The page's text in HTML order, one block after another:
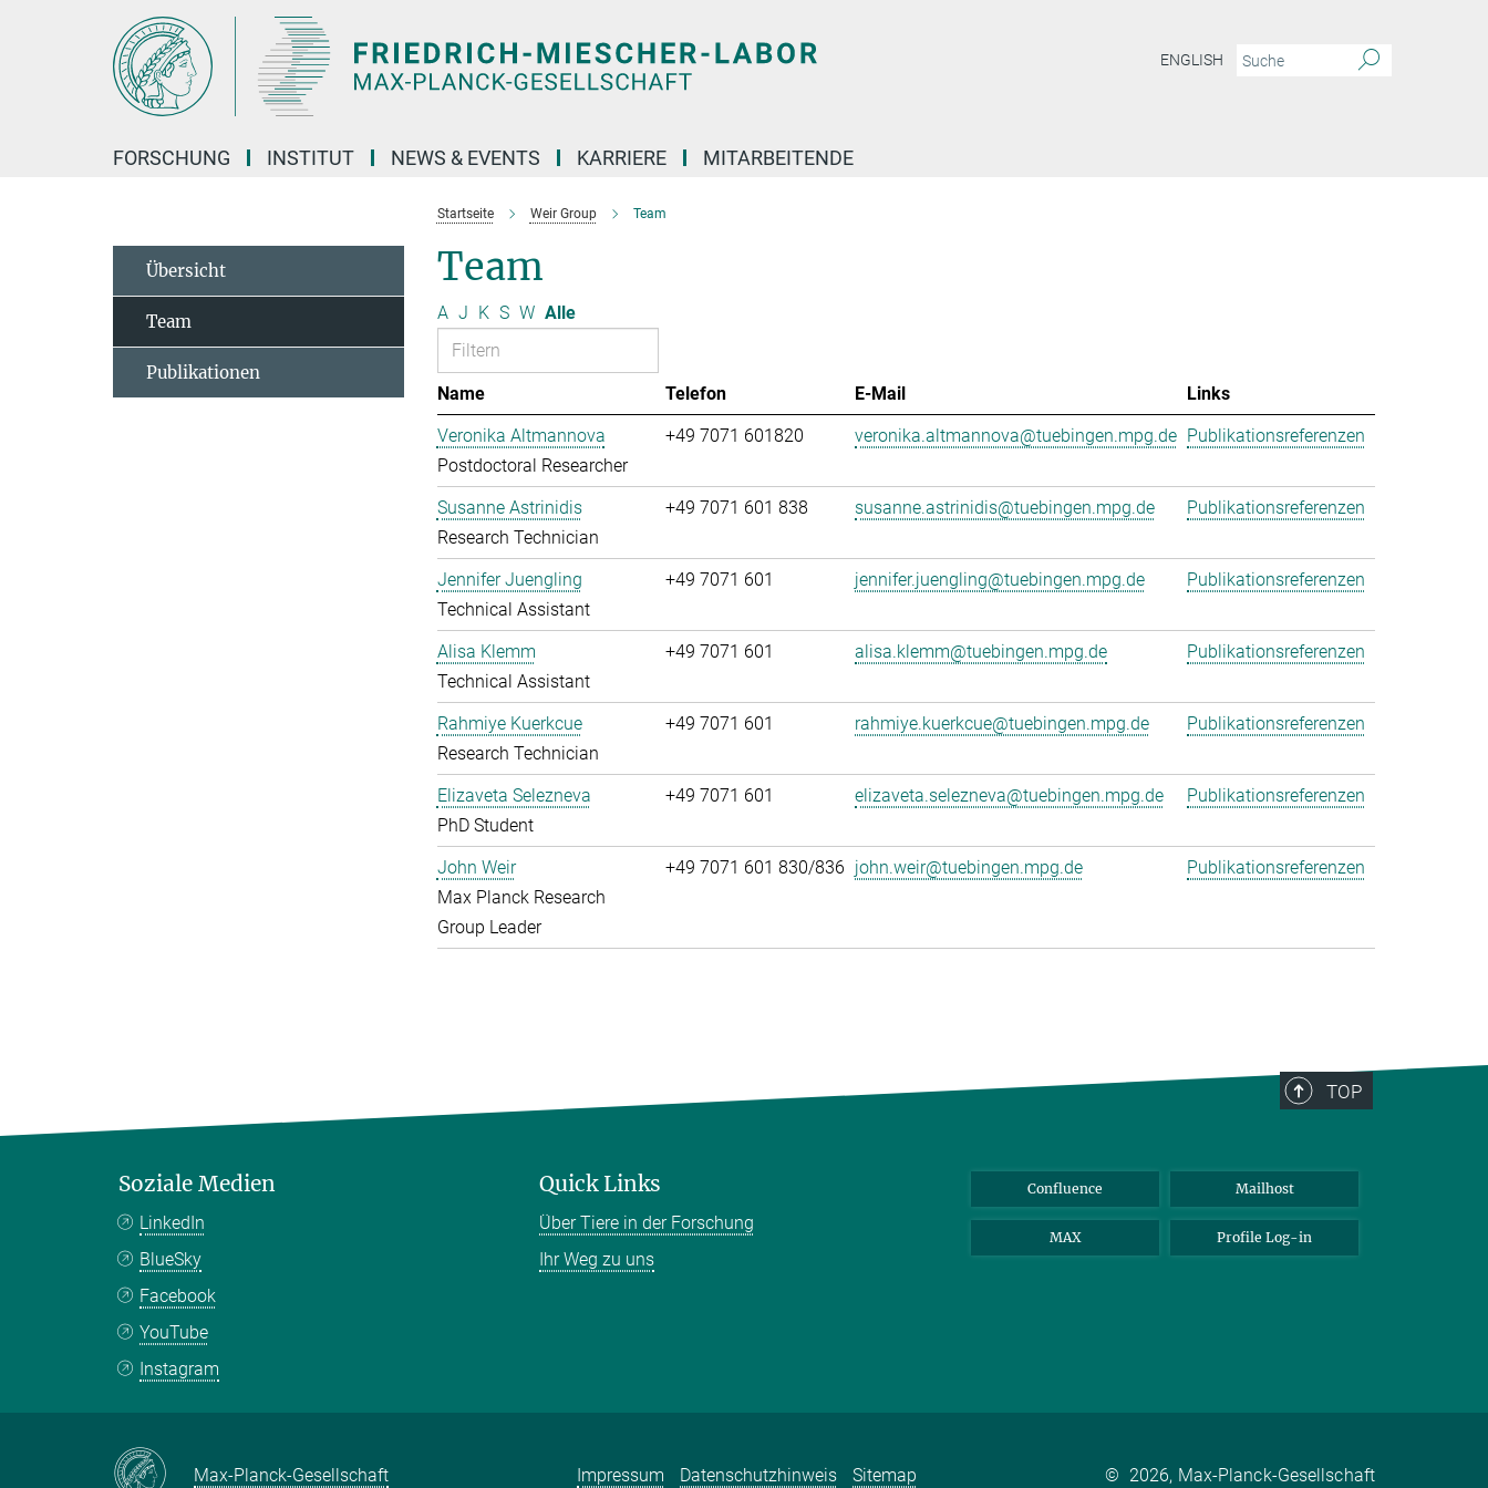
ENGLISH
FORSCHUNG INSTITUT NEWS & EVENTS KARRIERE MITARBEITENDE
Startseite Weir Group Team
Team
A J K S W Alle
Name Telefon E-Mail
Links
Veronika Altmannova
Postdoctoral Researcher
+49 7071 601820 veronika.altmannova@tuebingen.mpg.de Publikationsreferenzen
Susanne Astrinidis
Research Technician
+49 7071 601 838 susanne.astrinidis@tuebingen.mpg.de Publikationsreferenzen
Jennifer Juengling
Technical Assistant
+49 7071 601 jennifer.juengling@tuebingen.mpg.de Publikationsreferenzen
Alisa Klemm
Technical Assistant
+49 7071 601 alisa.klemm@tuebingen.mpg.de Publikationsreferenzen
Rahmiye Kuerkcue
Research Technician
+49 7071 601 rahmiye.kuerkcue@tuebingen.mpg.de Publikationsreferenzen
Elizaveta Selezneva
PhD Student
+49 7071 601 elizaveta.selezneva@tuebingen.mpg.de Publikationsreferenzen
John Weir
Max Planck Research
Group Leader
+49 7071 601 830/836 john.weir@tuebingen.mpg.de Publikationsreferenzen
Übersicht
Team
Publikationen
TOP
Soziale Medien
LinkedIn
BlueSky
Facebook
YouTube
Instagram
Quick Links
Über Tiere in der Forschung
Ihr Weg zu uns
Confluence Mailhost
MAX Profile Log-in
Max-Planck-Gesellschaft Impressum Datenschutzhinweis Sitemap © 2026, Max-Planck-Gesellschaft